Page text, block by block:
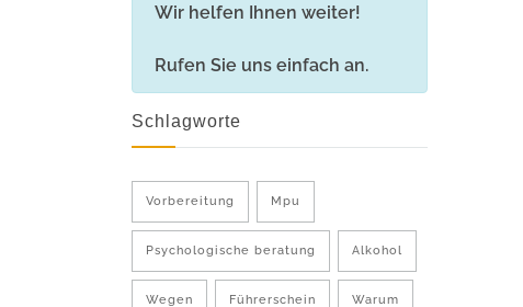
Wir helfen Ihnen weiter!
Rufen Sie uns einfach an.
Schlagworte
Vorbereitung Mpu
Psychologische beratung Alkohol
Wegen Führerschein Warum